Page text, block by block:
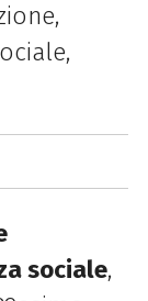
sociale,